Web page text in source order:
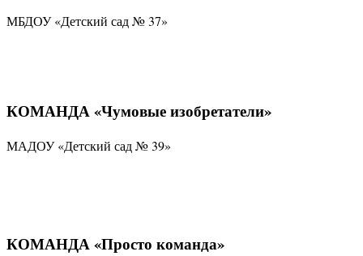
МБДОУ «Детский сад № 37»
КОМАНДА «Чумовые изобретатели»
МАДОУ «Детский сад № 39»
КОМАНДА «Просто команда»